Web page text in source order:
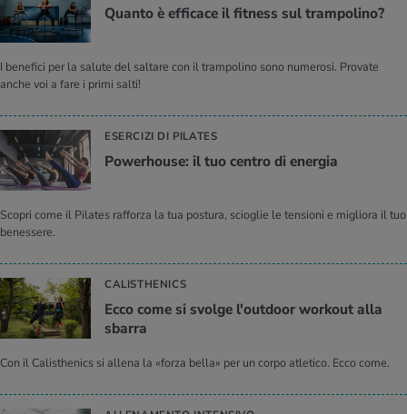
Quan­to è ef­fi­ca­ce il fit­ness sul tram­po­li­no?
I benefici per la salute del saltare con il trampolino sono numerosi. Provate
anche voi a fare i primi salti!
ESERCIZI DI PILATES
Po­we­rhou­se: il tuo cen­tro di ener­gia
Scopri come il Pilates rafforza la tua postura, scioglie le tensioni e migliora il tuo
benessere.
CALISTHENICS
Ecco come si svol­ge l'out­door wor­kout alla
sbar­ra
Con il Calisthenics si allena la «forza bella» per un corpo atletico. Ecco come.